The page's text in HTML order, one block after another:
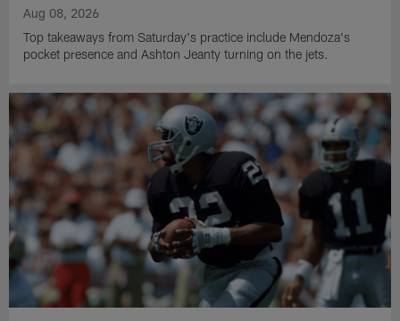
Aug 08, 2026
Top takeaways from Saturday's practice include Mendoza's
pocket presence and Ashton Jeanty turning on the jets.